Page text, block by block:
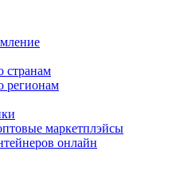
странам
регионам
маркетплэйсы
онлайн